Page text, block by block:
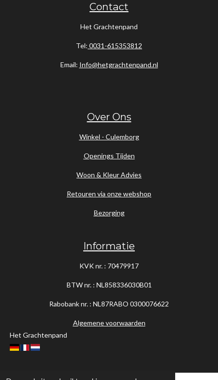
Contact
Het Grachtenpand
Tel: 0031-615353812
Email: Info@hetgrachtenpand.nl
Over Ons
Winkel - Culemborg
Openings Tijden
Woon & Kleur Advies
Retouren via onze webshop
Bezorging
Informatie
KVK nr. : 70479917
BTW nr. : NL858336030B01
Rabobank nr. : NL87RABO 0300076622
Algemene voorwaarden
Het Grachtenpand